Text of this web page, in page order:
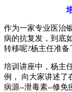
作为一家专业医治
病的抗复发，到底
转移呢?杨主任准备
培训讲座中，杨主
例， 向大家讲述了
病源--泄毒素--修免